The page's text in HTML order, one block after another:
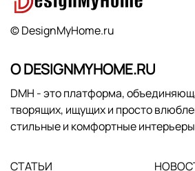
© DesignMyHome.ru
О DESIGNMYHOME.RU
DMH - это платформа,
творящих, ищущих и просто
стильные и комфортные
СТАТЬИ